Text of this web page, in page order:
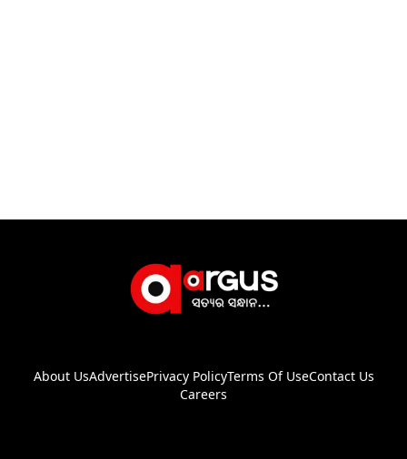
About UsAdvertisePrivacy PolicyTerms Of UseContact Us
Careers